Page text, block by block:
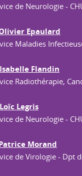
de Neurologie -
Epaulard
Maladies
Flandin
Radiothérapie,
Loïc Legris
de Neurologie -
Morand
de Virologie - Dpt